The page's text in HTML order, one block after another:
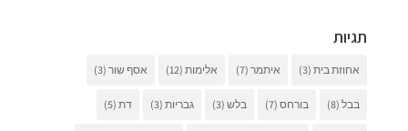
תגיות
אחוזת בית(3) איתמר(7) אלימות(12) אסף שור(3)
בבל(8) בורחס(7) בלש(3) גבריות(3) דת(5)